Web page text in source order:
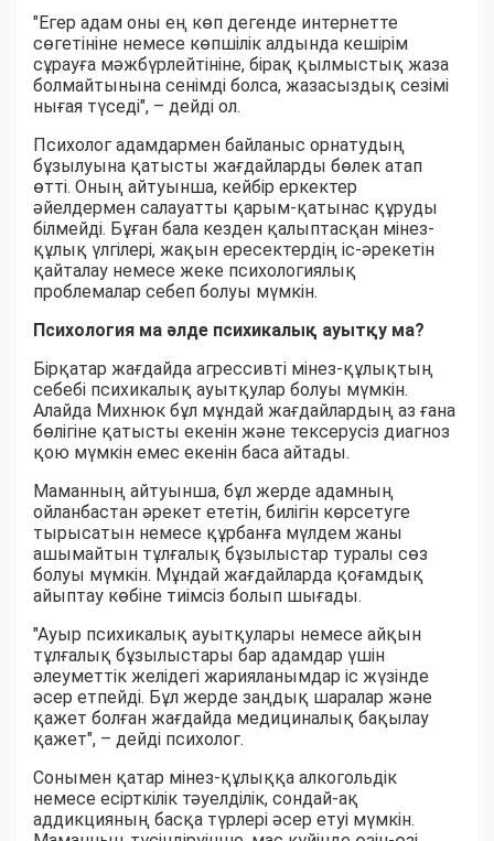
"Егер адам оны ең көп дегенде интернетте
сөгетініне немесе көпшілік алдында кешірім
сұрауға мәжбүрлейтініне, бірақ қылмыстық жаза
болмайтынына сенімді болса, жазасыздық сезімі
нығая түседі", – дейді ол.
Психолог адамдармен байланыс орнатудың
бұзылуына қатысты жағдайларды бөлек атап
өтті. Оның айтуынша, кейбір еркектер
әйелдермен салауатты қарым-қатынас құруды
білмейді. Бұған бала кезден қалыптасқан мінез-
құлық үлгілері, жақын ересектердің іс-әрекетін
қайталау немесе жеке психологиялық
проблемалар себеп болуы мүмкін.
Психология ма әлде психикалық ауытқу ма?
Бірқатар жағдайда агрессивті мінез-құлықтың
себебі психикалық ауытқулар болуы мүмкін.
Алайда Михнюк бұл мұндай жағдайлардың аз ғана
бөлігіне қатысты екенін және тексерусіз диагноз
қою мүмкін емес екенін баса айтады.
Маманның айтуынша, бұл жерде адамның
ойланбастан әрекет ететін, билігін көрсетуге
тырысатын немесе құрбанға мүлдем жаны
ашымайтын тұлғалық бұзылыстар туралы сөз
болуы мүмкін. Мұндай жағдайларда қоғамдық
айыптау көбіне тиімсіз болып шығады.
"Ауыр психикалық ауытқулары немесе айқын
тұлғалық бұзылыстары бар адамдар үшін
әлеуметтік желідегі жарияланымдар іс жүзінде
әсер етпейді. Бұл жерде заңдық шаралар және
қажет болған жағдайда медициналық бақылау
қажет", – дейді психолог.
Сонымен қатар мінез-құлыққа алкогольдік
немесе есірткілік тәуелділік, сондай-ақ
аддикцияның басқа түрлері әсер етуі мүмкін.